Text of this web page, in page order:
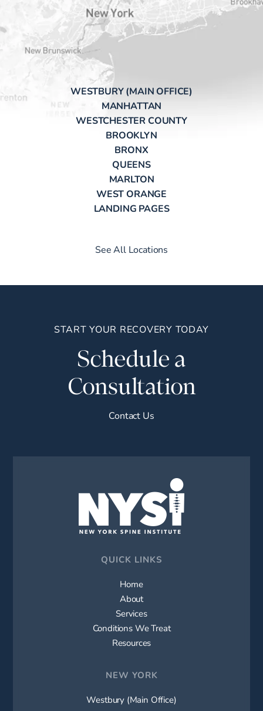
WESTBURY (MAIN OFFICE)
MANHATTAN
WESTCHESTER COUNTY
BROOKLYN
BRONX
QUEENS
MARLTON
WEST ORANGE
LANDING PAGES
See All Locations
START YOUR RECOVERY TODAY
Schedule a
Consultation
Contact Us
QUICK LINKS
Home
About
Services
Conditions We Treat
Resources
NEW YORK
Westbury (Main Office)